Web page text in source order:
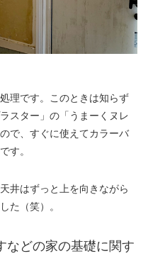
理です。このときは知らず
スター」の「うまーくヌレ
で、すぐに使えてカラーバ
す。
井はずっと上を向きながら
た（笑）。
などの家の基礎に関す